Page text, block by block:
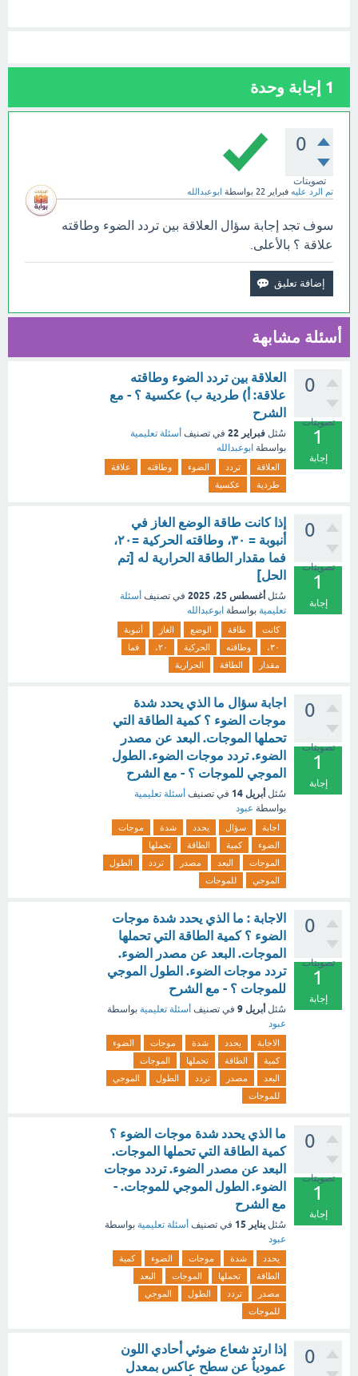
1 إجابة وحدة
0
تصويتات
تم الرد عليه فبراير 22 بواسطة ابوعبدالله
سوف تجد إجابة سؤال العلاقة بين تردد الضوء وطاقته
علاقة ؟ بالأعلى.
أسئلة مشابهة
0
تصويتات
1
إجابة
العلاقة بين تردد الضوء وطاقته
علاقة: أ) طردية ب) عكسية ؟ - مع
الشرح
سُئل فبراير 22 في تصنيف أسئلة تعليمية
بواسطة ابوعبدالله
العلاقة تردد الضوء وطاقته
علاقة
طردية
عكسية
0
تصويتات
1
إجابة
إذا كانت طاقة الوضع الغاز في
أنبوبة = ٣٠، وطاقته الحركية =٢٠،
فما مقدار الطاقة الحرارية له [تم
الحل]
سُئل أغسطس 25، 2025 في تصنيف أسئلة
تعليمية بواسطة ابوعبدالله
كانت طاقة الوضع الغاز
أنبوبة
٣٠،
وطاقته الحركية ٢٠،
فما
مقدار
الطاقة الحرارية
0
تصويتات
1
إجابة
اجابة سؤال ما الذي يحدد شدة
موجات الضوء ؟ كمية الطاقة التي
تحملها الموجات. البعد عن مصدر
الضوء. تردد موجات الضوء. الطول
الموجي للموجات ؟ - مع الشرح
سُئل أبريل 14 في تصنيف أسئلة تعليمية
بواسطة عبود
اجابة سؤال يحدد شدة
موجات
الضوء
كمية الطاقة
تحملها
الموجات
البعد مصدر تردد
الطول
الموجي
للموجات
0
تصويتات
1
إجابة
الاجابة : ما الذي يحدد شدة موجات
الضوء ؟ كمية الطاقة التي تحملها
الموجات. البعد عن مصدر الضوء.
تردد موجات الضوء. الطول الموجي
للموجات ؟ - مع الشرح
سُئل أبريل 9 في تصنيف أسئلة تعليمية بواسطة
عبود
الاجابة يحدد شدة موجات
الضوء
كمية
الطاقة تحملها
الموجات
البعد
مصدر تردد الطول
الموجي
للموجات
0
تصويتات
1
إجابة
ما الذي يحدد شدة موجات الضوء ؟
كمية الطاقة التي تحملها الموجات.
البعد عن مصدر الضوء. تردد موجات
الضوء. الطول الموجي للموجات. -
مع الشرح
سُئل يناير 15 في تصنيف أسئلة تعليمية بواسطة
عبود
يحدد شدة موجات الضوء
كمية
الطاقة
تحملها الموجات
البعد
مصدر
تردد الطول
الموجي
للموجات
0
إذا ارتد شعاع ضوئي أحادي اللون
عمودياٌ عن سطح عاكس بمعدل